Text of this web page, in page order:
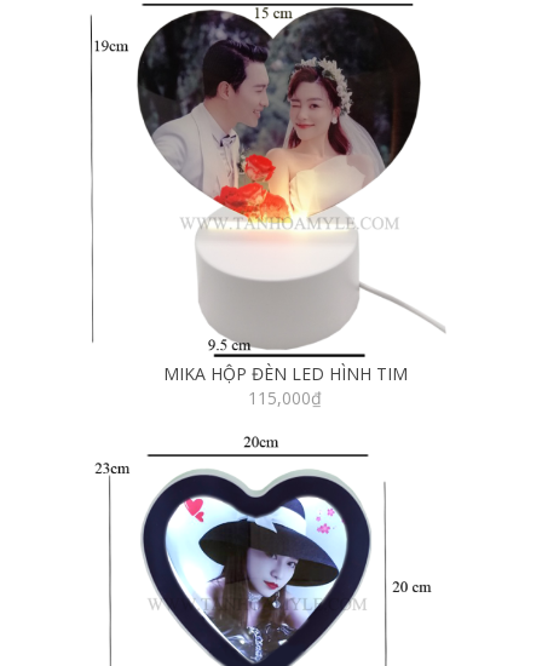
MIKA HỘP ĐÈN LED HÌNH TIM
115,000₫